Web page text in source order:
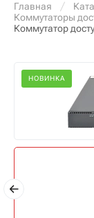
Главная
Коммутаторы
Коммутатор
НОВИНКА